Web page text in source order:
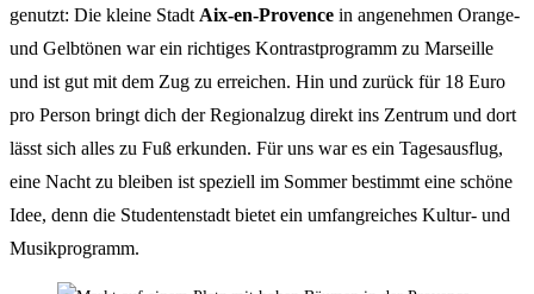
genutzt: Die kleine Stadt Aix-en-Provence in angenehmen Orange-
und Gelbtönen war ein richtiges Kontrastprogramm zu Marseille
und ist gut mit dem Zug zu erreichen. Hin und zurück für 18 Euro
pro Person bringt dich der Regionalzug direkt ins Zentrum und dort
lässt sich alles zu Fuß erkunden. Für uns war es ein Tagesausflug,
eine Nacht zu bleiben ist speziell im Sommer bestimmt eine schöne
Idee, denn die Studentenstadt bietet ein umfangreiches Kultur- und
Musikprogramm.